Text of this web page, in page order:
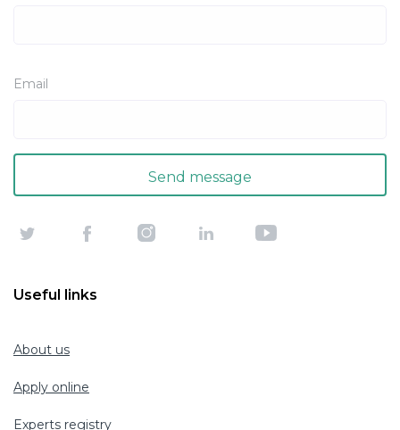
Email
Useful links
About us
Apply online
Experts registry